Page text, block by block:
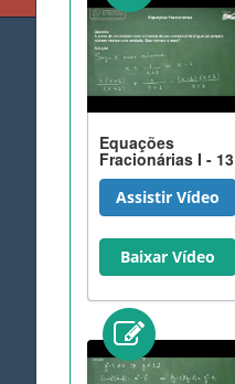
Equações
Fracionárias I - 13
Assistir Vídeo
Baixar Vídeo